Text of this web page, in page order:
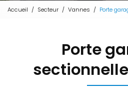
Accueil Secteur Vannes Porte
Porte